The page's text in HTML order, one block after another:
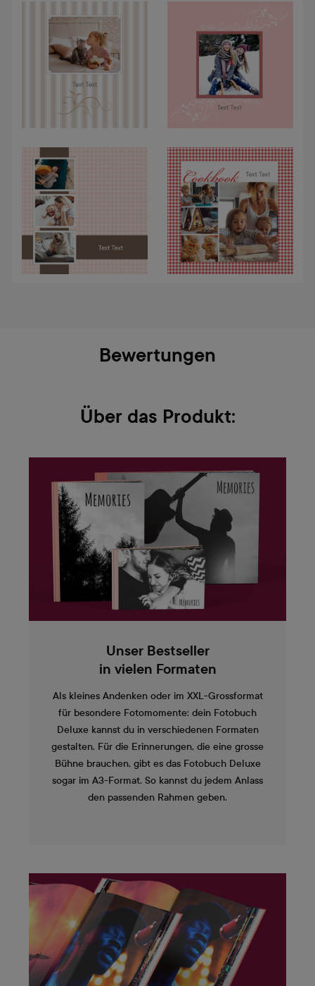
Bewertungen
Über das Produkt:
Unser Bestseller
in vielen Formaten
Als kleines Andenken oder im XXL-Grossformat
für besondere Fotomomente: dein Fotobuch
Deluxe kannst du in verschiedenen Formaten
gestalten. Für die Erinnerungen, die eine grosse
Bühne brauchen, gibt es das Fotobuch Deluxe
sogar im A3-Format. So kannst du jedem Anlass
den passenden Rahmen geben.